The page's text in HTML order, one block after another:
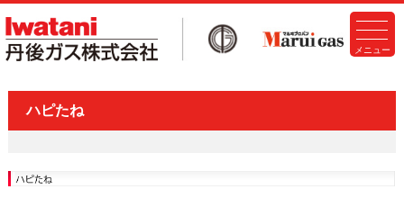
ハピたね